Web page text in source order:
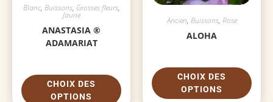
Blanc, Buissons, Grosses fleurs,
Jaune
ANASTASIA ®
ADAMARIAT
CHOIX DES
OPTIONS
Ancien, Buissons, Rose
ALOHA
CHOIX DES
OPTIONS